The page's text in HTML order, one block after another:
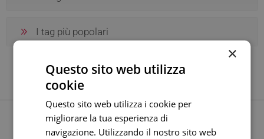
I tag più popolari
×
Questo sito web utilizza
cookie
Questo sito web utilizza i cookie per
migliorare la tua esperienza di
navigazione. Utilizzando il nostro sito web